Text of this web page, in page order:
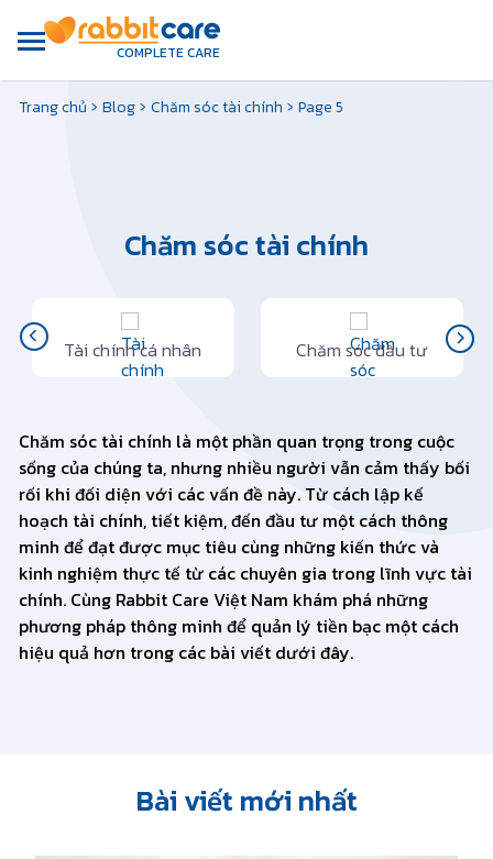
COMPLETE CARE
Trang chủ › Blog› Chăm sóc tài chính › Page 5
Chăm sóc tài chính
Tài chính cá nhân Chăm sóc đầu tư
Chăm sóc tài chính là một phần quan trọng trong cuộc
sống của chúng ta, nhưng nhiều người vẫn cảm thấy bối
rối khi đối diện với các vấn đề này. Từ cách lập kế
hoạch tài chính, tiết kiệm, đến đầu tư một cách thông
minh để đạt được mục tiêu cùng những kiến thức và
kinh nghiệm thực tế từ các chuyên gia trong lĩnh vực tài
chính. Cùng Rabbit Care Việt Nam khám phá những
phương pháp thông minh để quản lý tiền bạc một cách
hiệu quả hơn trong các bài viết dưới đây.
Bài viết mới nhất